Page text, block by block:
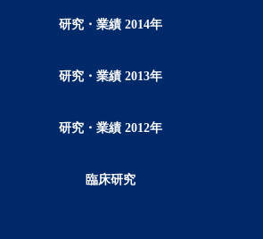
研究・業績 2014年
研究・業績 2013年
研究・業績 2012年
臨床研究